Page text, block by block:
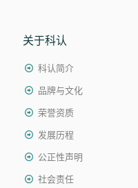
关于科认
科认简介
品牌与文化
荣誉资质
发展历程
公正性声明
社会责任